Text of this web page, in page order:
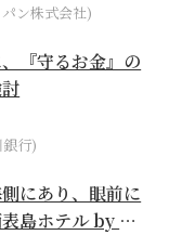
ン株式会社)
『守るお金』の
行)
にあり、眼前に
島ホテル by 星